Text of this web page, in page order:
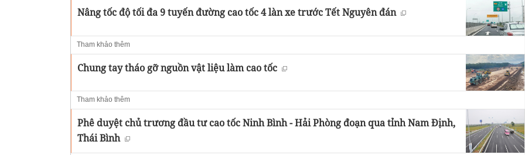
Nâng tốc độ tối đa 9 tuyến đường cao tốc 4 làn xe trước Tết Nguyên đán
Tham khảo thêm
Chung tay tháo gỡ nguồn vật liệu làm cao tốc
Tham khảo thêm
Phê duyệt chủ trương đầu tư cao tốc Ninh Bình - Hải Phòng đoạn qua tỉnh Nam Định,
Thái Bình